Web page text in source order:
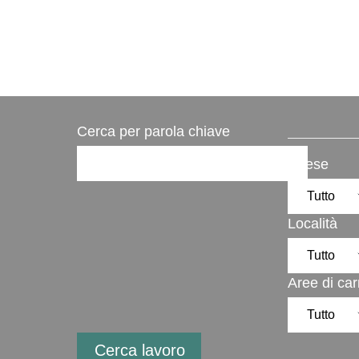
Cerca per parola chiave
Paese
Località
Aree di